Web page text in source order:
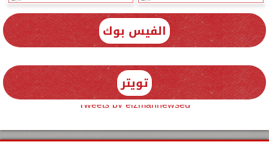
الفيس بوك
تويتر
Tweets by elzmannewseg